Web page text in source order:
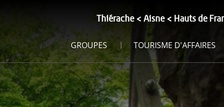
Thiérache Aisne Hauts de
GROUPES TOURISME D'AFFAIRES